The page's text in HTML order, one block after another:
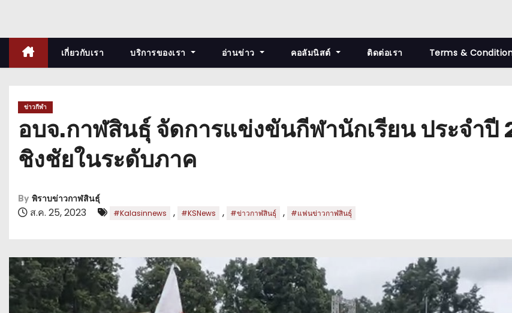
เกี่ยวกับเรา บริการของเรา อ่านข่าว คอลัมนิสต์ ติดต่อเรา Terms &
ข่าวกีฬา
อบจ.กาฬสินธุ์ จัดการแข่งขันกีฬานักเรียน ประจำปี
ชิงชัยในระดับภาค
By พิราบข่าวกาฬสินธุ์
ส.ค. 25, 2023 #Kalasinnews , #KSNews , #ข่าวกาฬสินธุ์ , #แฟนข่าวกาฬสินธุ์